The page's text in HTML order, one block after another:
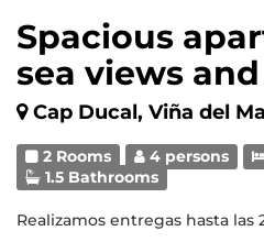
Spacious
sea views
Cap Ducal, Viña del
2 Rooms 4 persons
1.5 Bathrooms
Realizamos entregas hasta las